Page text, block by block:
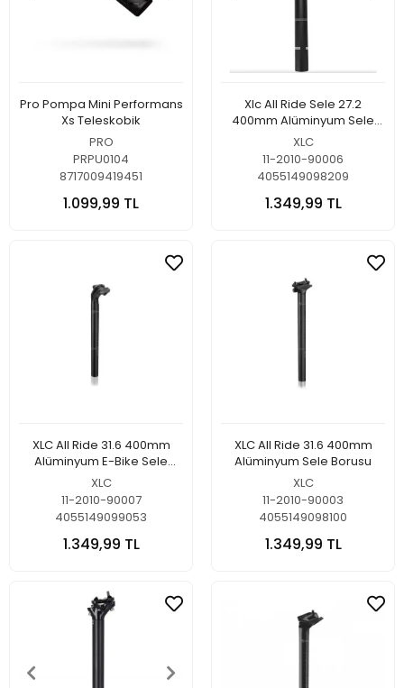
Pro Pompa Mini Performans
Xs Teleskobik
PRO
PRPU0104
8717009419451
1.099,99 TL
Xlc All Ride Sele 27.2
400mm Alüminyum Sele
Borusu
XLC
11-2010-90006
4055149098209
1.349,99 TL
XLC All Ride 31.6 400mm
Alüminyum E-Bike Sele
Borusu
XLC
11-2010-90007
4055149099053
1.349,99 TL
XLC All Ride 31.6 400mm
Alüminyum Sele Borusu
XLC
11-2010-90003
4055149098100
1.349,99 TL